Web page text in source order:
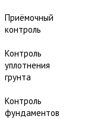
Приёмочный
контроль
Контроль
уплотнения
грунта
Контроль
фундаментов